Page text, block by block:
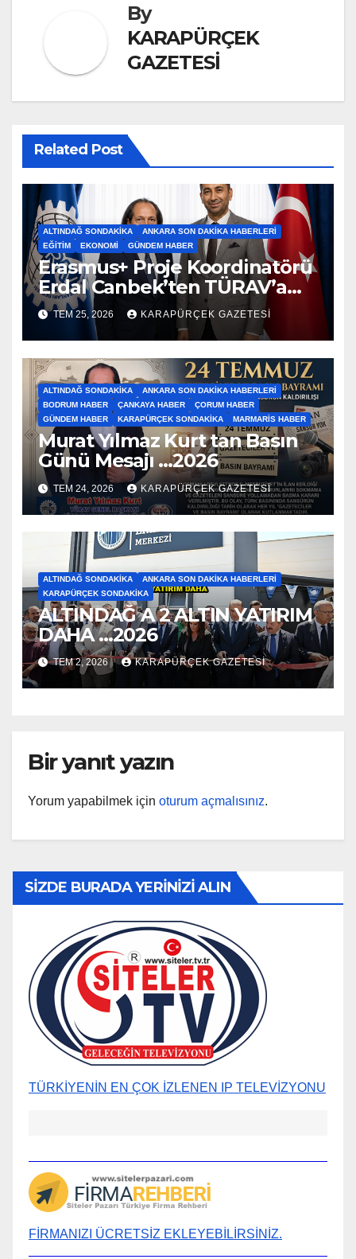
By
KARAPÜRÇEK
GAZETESİ
Related Post
ALTINDAĞ SONDAKIKA
ANKARA SON DAKIKA HABERLERI
EĞITIM
EKONOMI GÜNDEM HABER
Erasmus+ Proje Koordinatörü
Erdal Canbek’ten TÜRAV’a
Ziyaret…2026
TEM 25, 2026 KARAPÜRÇEK GAZETESİ
ALTINDAĞ SONDAKIKA
ANKARA SON DAKIKA HABERLERI
BODRUM HABER
ÇANKAYA HABER
ÇORUM HABER
GÜNDEM HABER
KARAPÜRÇEK SONDAKIKA MARMARIS HABER
Murat Yılmaz Kurt tan Basın
Günü Mesajı …2026
TEM 24, 2026 KARAPÜRÇEK GAZETESİ
ALTINDAĞ SONDAKIKA
ANKARA SON DAKIKA HABERLERI
KARAPÜRÇEK SONDAKIKA
ALTINDAĞ A 2 ALTIN YATIRIM
DAHA …2026
TEM 2, 2026 KARAPÜRÇEK GAZETESİ
Bir yanıt yazın
Yorum yapabilmek için oturum açmalısınız.
SİZDE BURADA YERİNİZİ ALIN
TÜRKİYENİN EN ÇOK İZLENEN IP TELEVİZYONU
FİRMANIZI ÜCRETSİZ EKLEYEBİLİRSİNİZ.